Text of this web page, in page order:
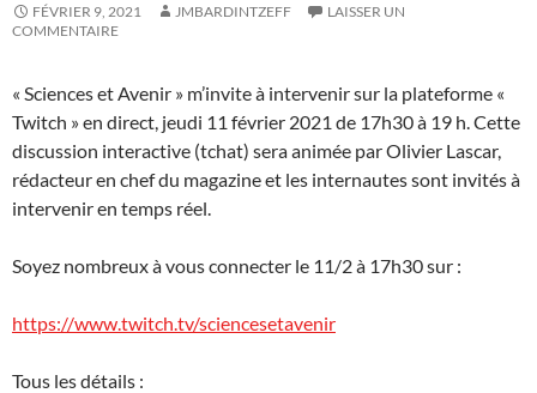
FÉVRIER 9, 2021 JMBARDINTZEFF
LAISSER UN
COMMENTAIRE
« Sciences et Avenir » m’invite à intervenir sur la plateforme «
Twitch » en direct, jeudi 11 février 2021 de 17h30 à 19 h. Cette
discussion interactive (tchat) sera animée par Olivier Lascar,
rédacteur en chef du magazine et les internautes sont invités à
intervenir en temps réel.
Soyez nombreux à vous connecter le 11/2 à 17h30 sur :
https://www.twitch.tv/sciencesetavenir
Tous les détails :